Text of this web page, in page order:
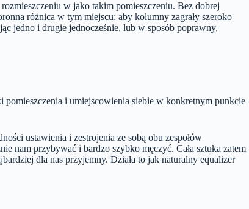
w jako takim pomieszczeniu. Bez dobrej
różnica w tym miejscu: aby kolumny zagrały szeroko
jedno i drugie jednocześnie, lub w sposób poprawny,
pomieszczenia i umiejscowienia siebie w konkretnym punkcie
ustawienia i zestrojenia ze sobą obu zespołów
nam przybywać i bardzo szybko męczyć. Cała sztuka zatem
dla nas przyjemny. Działa to jak naturalny equalizer